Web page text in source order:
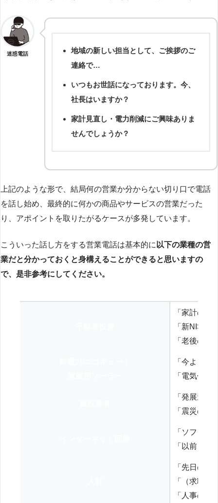
迷惑電話
地域の新しい担当として、ご挨拶のご
連絡で…
いつもお世話になっております。今、
社長はいますか？
家計見直し・電力削減にご興味ありま
せんでしょうか？
上記のような形で、結局何の営業か分からない切り口で電話
を話し始め、最終的に何かの商品やサービスの営業だった
り、アポイントを取りたがるケースが多発しています。
こういった話し方をする営業電話は基本的に 以下の業種の営
業だと分かっておくと身構えることができると思いますの
で、是非参考にしてください。
「家計の見
「新NISA
「老後の
「今より
「電気代を
「発展途
「震災の
「ソフト
「以前、
「先日の
「（求職
「人事の方